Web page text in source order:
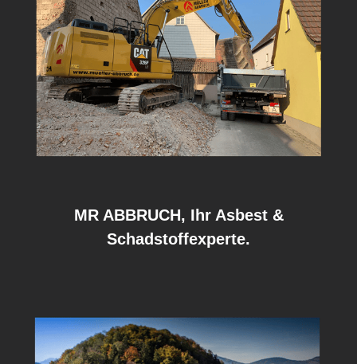
MR ABBRUCH, Ihr Asbest &
Schadstoffexperte.